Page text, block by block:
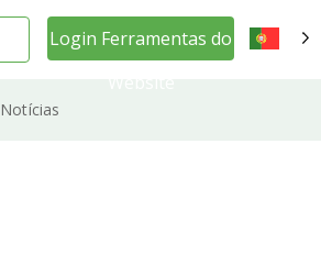
Login Ferramentas do
Notícias